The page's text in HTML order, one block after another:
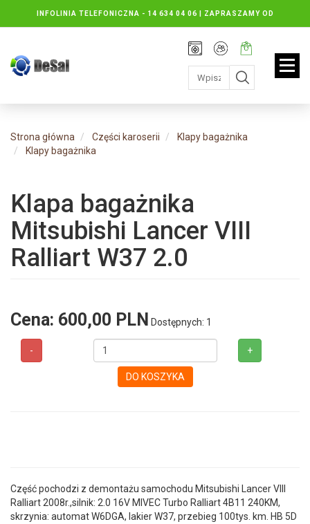
INFOLINIA TELEFONICZNA - 14 634 04 06 | ZAPRASZAMY OD
PONIEDZIAŁKU DO PIĄTKU : 8.30 DO 16.30, SOBOTY: 8.30 DO 13.00
Rejestracja
Moje
konto
Twój
koszyk:
jest
pusty
Strona główna Części karoserii
Klapy bagażnika
Klapy bagażnika
Klapa bagażnika
Mitsubishi Lancer VIII
Ralliart W37 2.0
Cena: 600,00 PLN Dostępnych: 1
- +
DO KOSZYKA
Część pochodzi z demontażu samochodu Mitsubishi Lancer VIII
Ralliart 2008r.,silnik: 2.0 16V MIVEC Turbo Ralliart 4B11 240KM,
skrzynia: automat W6DGA, lakier W37, przebieg 100tys. km. HB 5D